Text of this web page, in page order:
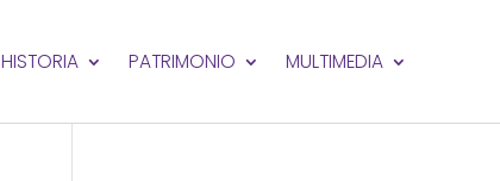
HISTORIA PATRIMONIO MULTIMEDIA